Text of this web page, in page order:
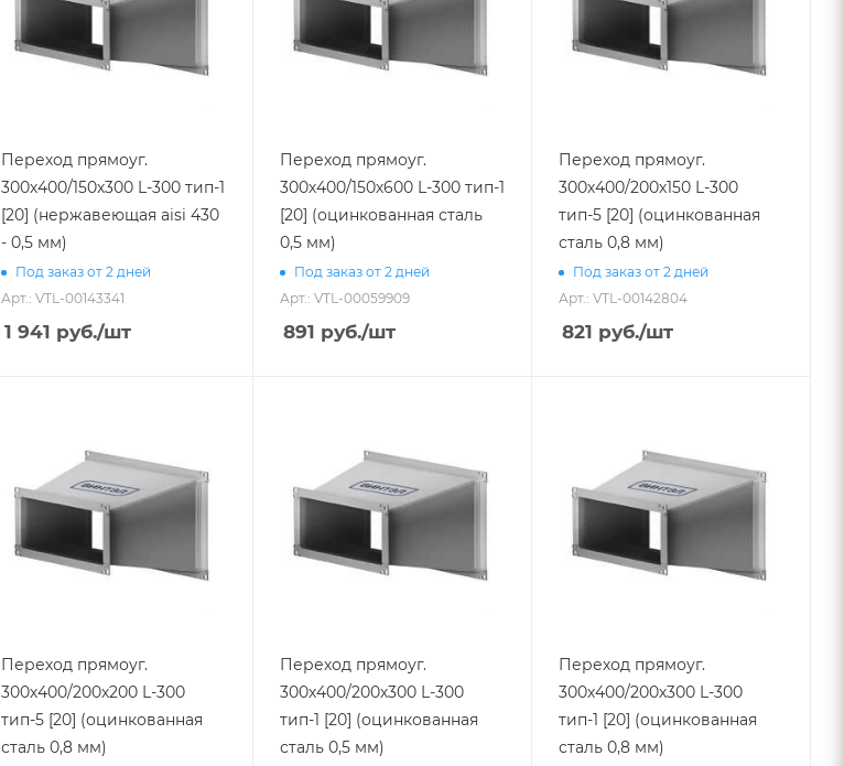
Переход прямоуг.
300х400/150х300 L-300 тип-1
[20] (нержавеющая aisi 430
- 0,5 мм)
Под заказ от 2 дней
Арт.: VTL-00143341
1 941 руб./шт
Переход прямоуг.
300х400/150х600 L-300 тип-1
[20] (оцинкованная сталь
0,5 мм)
Под заказ от 2 дней
Арт.: VTL-00059909
891 руб./шт
Переход прямоуг.
300х400/200х150 L-300
тип-5 [20] (оцинкованная
сталь 0,8 мм)
Под заказ от 2 дней
Арт.: VTL-00142804
821 руб./шт
Переход прямоуг.
300х400/200х200 L-300
тип-5 [20] (оцинкованная
сталь 0,8 мм)
Переход прямоуг.
300х400/200х300 L-300
тип-1 [20] (оцинкованная
сталь 0,5 мм)
Переход прямоуг.
300х400/200х300 L-300
тип-1 [20] (оцинкованная
сталь 0,8 мм)